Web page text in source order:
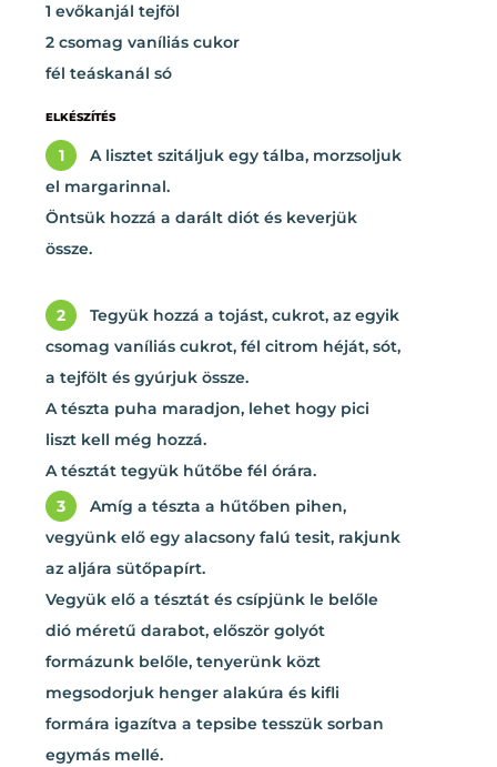
1 evőkanjál tejföl
2 csomag vaníliás cukor
fél teáskanál só
ELKÉSZÍTÉS
1
A lisztet szitáljuk egy tálba, morzsoljuk
el margarinnal.
Öntsük hozzá a darált diót és keverjük
össze.
2
Tegyük hozzá a tojást, cukrot, az egyik
csomag vaníliás cukrot, fél citrom héját, sót,
a tejfölt és gyúrjuk össze.
A tészta puha maradjon, lehet hogy pici
liszt kell még hozzá.
A tésztát tegyük hűtőbe fél órára.
3
Amíg a tészta a hűtőben pihen,
vegyünk elő egy alacsony falú tesit, rakjunk
az aljára sütőpapírt.
Vegyük elő a tésztát és csípjünk le belőle
dió méretű darabot, először golyót
formázunk belőle, tenyerünk közt
megsodorjuk henger alakúra és kifli
formára igazítva a tepsibe tesszük sorban
egymás mellé.